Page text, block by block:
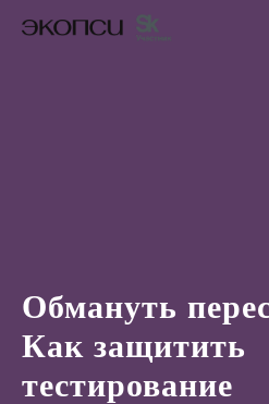
Обмануть
Как защитить
тестирование